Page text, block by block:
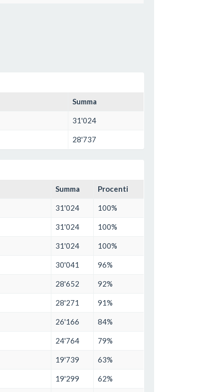
Summa
31'024
28'737
Summa Procenti
31'024 100%
31'024 100%
31'024 100%
30'041 96%
28'652 92%
28'271 91%
26'166 84%
24'764 79%
19'739 63%
19'299 62%